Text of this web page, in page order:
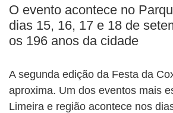
O evento acontece no
dias 15, 16, 17 e 18 de
os 196 anos da cidade
A segunda edição da Festa da
aproxima. Um dos eventos mais
Limeira e região acontece nos